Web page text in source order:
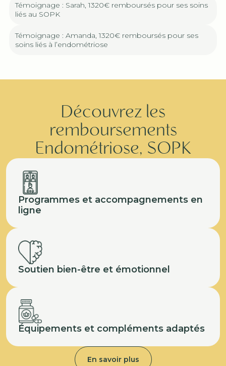
Témoignage : Sarah, 1320€ remboursés pour ses soins
liés au SOPK
Témoignage : Amanda, 1320€ remboursés pour ses
soins liés à l’endométriose
Découvrez les
remboursements
Endométriose, SOPK
Programmes et accompagnements en
ligne
Soutien bien-être et émotionnel
Équipements et compléments adaptés
En savoir plus